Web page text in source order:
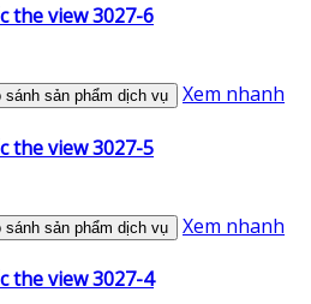
the view 3027-6
sánh sản phẩm dịch vụ Xem nhanh
the view 3027-5
sánh sản phẩm dịch vụ Xem nhanh
the view 3027-4